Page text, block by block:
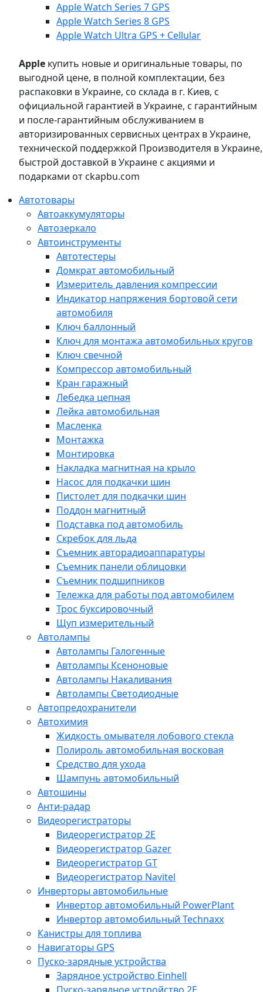
Apple Watch Series 7 GPS
Apple Watch Series 8 GPS
Apple Watch Ultra GPS + Cellular
Apple купить новые и оригинальные товары, по
выгодной цене, в полной комплектации, без
распаковки в Украине, со склада в г. Киев, с
официальной гарантией в Украине, с гарантийным
и после-гарантийным обслуживанием в
авторизированных сервисных центрах в Украине,
технической поддержкой Производителя в Украине,
быстрой доставкой в Украине с акциями и
подарками от ckapbu.com
Автотовары
Автоаккумуляторы
Автозеркало
Автоинструменты
Автотестеры
Домкрат автомобильный
Измеритель давления компрессии
Индикатор напряжения бортовой сети
автомобиля
Ключ баллонный
Ключ для монтажа автомобильных кругов
Ключ свечной
Компрессор автомобильный
Кран гаражный
Лебедка цепная
Лейка автомобильная
Масленка
Монтажка
Монтировка
Накладка магнитная на крыло
Насос для подкачки шин
Пистолет для подкачки шин
Поддон магнитный
Подставка под автомобиль
Скребок для льда
Съемник авторадиоаппаратуры
Съемник панели облицовки
Съемник подшипников
Тележка для работы под автомобилем
Трос буксировочный
Щуп измерительный
Автолампы
Автолампы Галогенные
Автолампы Ксеноновые
Автолампы Накаливания
Автолампы Светодиодные
Автопредохранители
Автохимия
Жидкость омывателя лобового стекла
Полироль автомобильная восковая
Средство для ухода
Шампунь автомобильный
Автошины
Анти-радар
Видеорегистраторы
Видеорегистратор 2E
Видеорегистратор Gazer
Видеорегистратор GT
Видеорегистратор Navitel
Инверторы автомобильные
Инвертор автомобильный PowerPlant
Инвертор автомобильный Technaxx
Канистры для топлива
Навигаторы GPS
Пуско-зарядные устройства
Зарядное устройство Einhell